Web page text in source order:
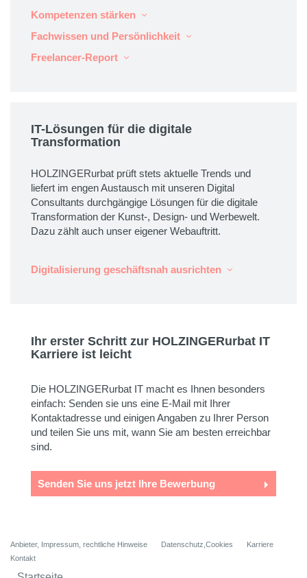
Kompetenzen stärken
Fachwissen und Persönlichkeit
Freelancer-Report
IT-Lösungen für die digitale
Transformation
HOLZINGERurbat prüft stets aktuelle Trends und
liefert im engen Austausch mit unseren Digital
Consultants durchgängige Lösungen für die digitale
Transformation der Kunst-, Design- und Werbewelt.
Dazu zählt auch unser eigener Webauftritt.
Digitalisierung geschäftsnah ausrichten
Ihr erster Schritt zur HOLZINGERurbat IT
Karriere ist leicht
Die HOLZINGERurbat IT macht es Ihnen besonders
einfach: Senden sie uns eine E-Mail mit Ihrer
Kontaktadresse und einigen Angaben zu Ihrer Person
und teilen Sie uns mit, wann Sie am besten erreichbar
sind.
Senden Sie uns jetzt Ihre Bewerbung
Anbieter, Impressum, rechtliche Hinweise Datenschutz,Cookies
Karriere
Kontakt